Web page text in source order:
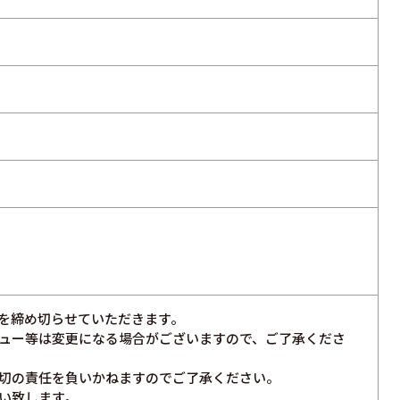
め切らせていただきます。
等は変更になる場合がございますので、ご了承くださ
責任を負いかねますのでご了承ください。